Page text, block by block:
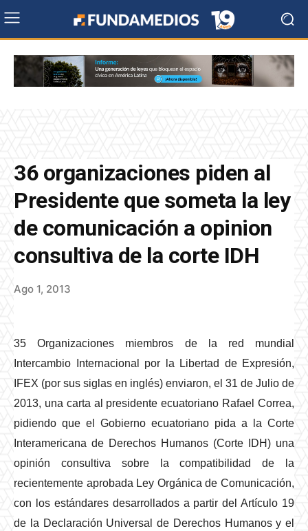
36 organizaciones piden al
Presidente que someta la ley
de comunicación a opinion
consultiva de la corte IDH
Ago 1, 2013
35 Organizaciones miembros de la red mundial
Intercambio Internacional por la Libertad de Expresión,
IFEX (por sus siglas en inglés) enviaron, el 31 de Julio de
2013, una carta al presidente ecuatoriano Rafael Correa,
pidiendo que el Gobierno ecuatoriano pida a la Corte
Interamericana de Derechos Humanos (Corte IDH) una
opinión consultiva sobre la compatibilidad de la
recientemente aprobada Ley Orgánica de Comunicación,
con los estándares desarrollados a partir del Artículo 19
de la Declaración Universal de Derechos Humanos y el